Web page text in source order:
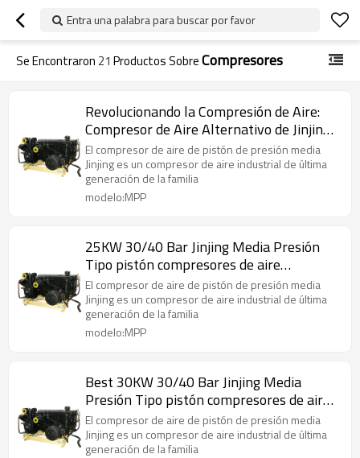
Entra una palabra para buscar por favor
Se Encontraron 21 Productos SobreCompresores
Revolucionando la Compresión de Aire:
Compresor de Aire Alternativo de Jinjing
de 18 kW, 30/40 Bar
El compresor de aire de pistón de presión media
Jinjing es un compresor de aire industrial de última
generación de la familia
modelo:MPP
25KW 30/40 Bar Jinjing Media Presión
Tipo pistón compresores de aire
alternativos
El compresor de aire de pistón de presión media
Jinjing es un compresor de aire industrial de última
generación de la familia
modelo:MPP
Best 30KW 30/40 Bar Jinjing Media
Presión Tipo pistón compresores de aire
alternativos
El compresor de aire de pistón de presión media
Jinjing es un compresor de aire industrial de última
generación de la familia